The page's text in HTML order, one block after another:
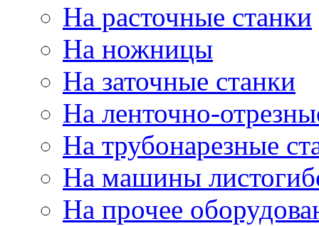
На расточные станки
На ножницы
На заточные станки
На ленточно-
На трубонарезные
На машины
На прочее